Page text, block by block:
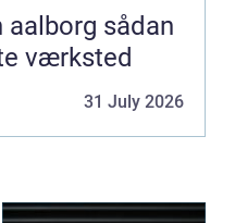
sådan
værksted
31 July 2026